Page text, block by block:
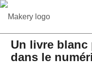
Un livre
dans le